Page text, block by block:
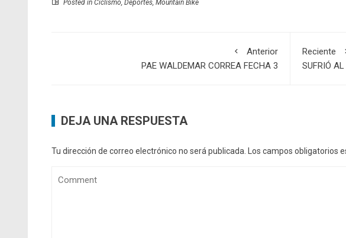
Posted in Ciclismo, Deportes, Mountain Bike
Anterior
PAE WALDEMAR CORREA FECHA 3
Reciente
SUFRIÓ
DEJA UNA RESPUESTA
Tu dirección de correo electrónico no será publicada. Los campos obligatorios